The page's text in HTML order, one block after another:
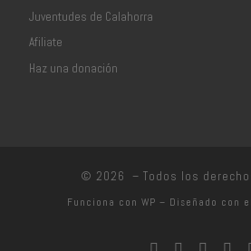
Juventudes de Calahorra
Afiliate
Haz una donación
© 2026 – Todos los
Funciona con WP – Diseñado con el